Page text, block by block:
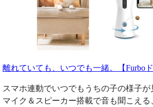
離れていても、いつでも一緒。【Furbo
スマホ連動でいつでもうちの子の様子が
マイク＆スピーカー搭載で音も聞こえる